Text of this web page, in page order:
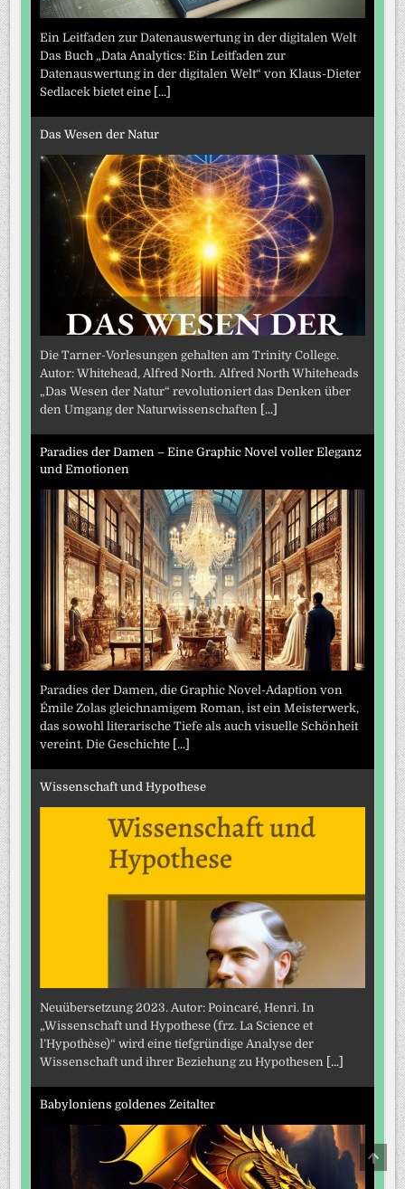
Ein Leitfaden zur Datenauswertung in der digitalen Welt
Das Buch „Data Analytics: Ein Leitfaden zur
Datenauswertung in der digitalen Welt“ von Klaus-Dieter
Sedlacek bietet eine [...]
Das Wesen der Natur
Die Tarner-Vorlesungen gehalten am Trinity College.
Autor: Whitehead, Alfred North. Alfred North Whiteheads
„Das Wesen der Natur“ revolutioniert das Denken über
den Umgang der Naturwissenschaften [...]
Paradies der Damen – Eine Graphic Novel voller Eleganz
und Emotionen
Paradies der Damen, die Graphic Novel-Adaption von
Émile Zolas gleichnamigem Roman, ist ein Meisterwerk,
das sowohl literarische Tiefe als auch visuelle Schönheit
vereint. Die Geschichte [...]
Wissenschaft und Hypothese
Neuübersetzung 2023. Autor: Poincaré, Henri. In
„Wissenschaft und Hypothese (frz. La Science et
l’Hypothèse)“ wird eine tiefgründige Analyse der
Wissenschaft und ihrer Beziehung zu Hypothesen [...]
Babyloniens goldenes Zeitalter
TO
TOP